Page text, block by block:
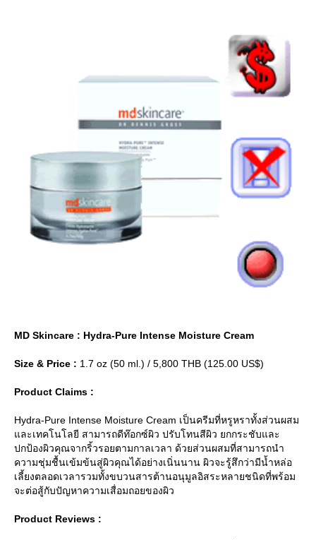
MD Skincare : Hydra-Pure Intense Moisture Cream
Size & Price : 1.7 oz (50 ml.) / 5,800 THB (125.00 US$)
Product Claims :
Hydra-Pure Intense Moisture Cream เป็นครีมที่หรูหราทั้งส่วนผสม
ละเทคโนโลยี สามารถดีท๊อกซ์ผิว ปรับโทนสีผิว ยกกระชับและ
ปกป้องผิวคุณจากริ้วรอยตามกาลเวลา ด้วยส่วนผสมที่สามารถนำ
ความชุ่มชื้นเข้มข้นสู่ผิวคุณได้อย่างเนิ่นนาน ผิวจะรู้สึกว่ามีน้ำหล่อ
เลี้ยงตลอดเวลารวมทั้งขบวนสารต้านอนุมูลอิสระหลายชนิดที่พร้อม
จะต่อสู้กับปัญหาความเสื่อมถอยของผิว
Product Reviews :